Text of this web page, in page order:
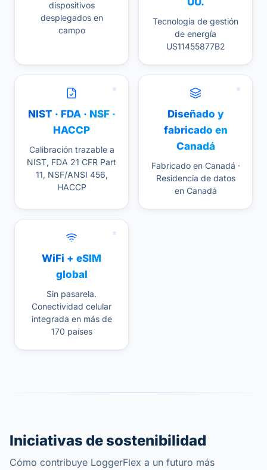
dispositivos
desplegados en
campo
Tecnología de gestión
de energía
US11455877B2
NIST · FDA · NSF ·
HACCP
Calibración trazable a
NIST, FDA 21 CFR Part
11, NSF/ANSI 456,
HACCP
Diseñado y
fabricado en
Canadá
Fabricado en Canadá ·
Residencia de datos
en Canadá
WiFi + eSIM
global
Sin pasarela.
Conectividad celular
integrada en más de
170 países
Iniciativas de sostenibilidad
Cómo contribuye LoggerFlex a un futuro más